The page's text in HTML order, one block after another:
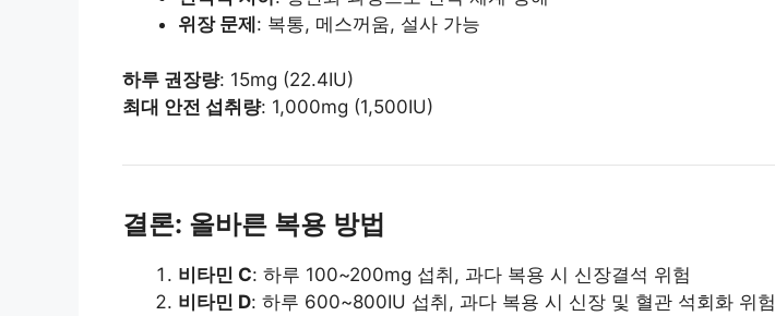
위장 문제 : 복통, 메스꺼움, 설사 가능
하루 권장량: 15mg (22.4IU)
최대 안전 섭취량: 1,000mg (1,500IU)
결론: 올바른 복용 방법
비타민 C: 하루 100~200mg 섭취, 과다 복용 시 신장결석 위험
비타민 D: 하루 600~800IU 섭취, 과다 복용 시 신장 및 혈관 석회화 위험